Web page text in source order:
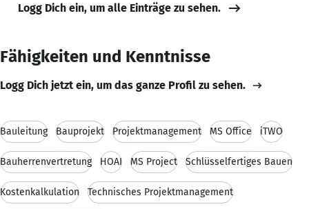
Logg Dich ein, um alle Einträge zu sehen.
Fähigkeiten und Kenntnisse
Logg Dich jetzt ein, um das ganze Profil zu sehen.
Bauleitung Bauprojekt Projektmanagement MS Office iTWO
Bauherrenvertretung HOAI MS Project Schlüsselfertiges Bauen
Kostenkalkulation Technisches Projektmanagement